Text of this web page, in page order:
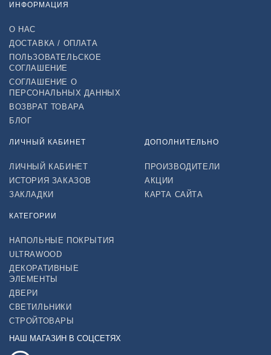
ИНФОРМАЦИЯ
О НАС
ДОСТАВКА / ОПЛАТА
ПОЛЬЗОВАТЕЛЬСКОЕ
СОГЛАШЕНИЕ
СОГЛАШЕНИЕ О
ПЕРСОНАЛЬНЫХ ДАННЫХ
ВОЗВРАТ ТОВАРА
БЛОГ
ЛИЧНЫЙ КАБИНЕТ
ЛИЧНЫЙ КАБИНЕТ
ИСТОРИЯ ЗАКАЗОВ
ЗАКЛАДКИ
ДОПОЛНИТЕЛЬНО
ПРОИЗВОДИТЕЛИ
АКЦИИ
КАРТА САЙТА
КАТЕГОРИИ
НАПОЛЬНЫЕ ПОКРЫТИЯ
ULTRAWOOD
ДЕКОРАТИВНЫЕ
ЭЛЕМЕНТЫ
ДВЕРИ
СВЕТИЛЬНИКИ
СТРОЙТОВАРЫ
НАШ МАГАЗИН В СОЦСЕТЯХ